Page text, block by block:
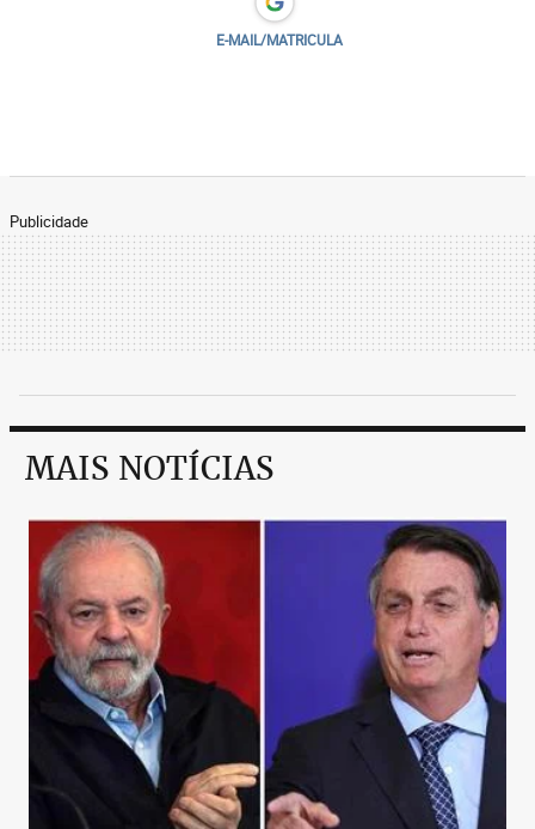
E-MAIL/MATRICULA
Publicidade
MAIS NOTÍCIAS